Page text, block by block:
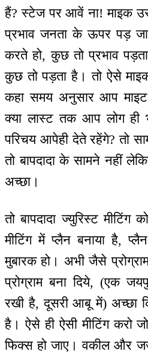
हैं? स्टेज पर आवें ना! माइक
प्रभाव जनता के ऊपर पड़
करते हो, कुछ तो प्रभाव
कुछ तो पड़ता है। तो ऐसे
कहा समय अनुसार आप
क्या लास्ट तक आप लोग ही
परिचय आपेही देते रहेंगे? तो
तो बापदादा के सामने नहीं
अच्छा।
तो बापदादा ज्युरिस्ट
मीटिंग में प्लैन बनाया है,
मुबारक हो। अभी जैसे
प्रोग्राम बना दिये, (एक
रखी है, दूसरी आबू में) अच्छा
है। ऐसे ही ऐसी मीटिंग करो
फिक्स हो जाए। वकील और